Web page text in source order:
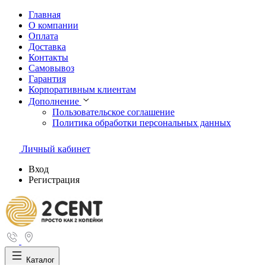
Главная
О компании
Оплата
Доставка
Контакты
Самовывоз
Гарантия
Корпоративным клиентам
Дополнение
Пользовательское соглашение
Политика обработки персональных данных
Личный кабинет
Вход
Регистрация
Каталог